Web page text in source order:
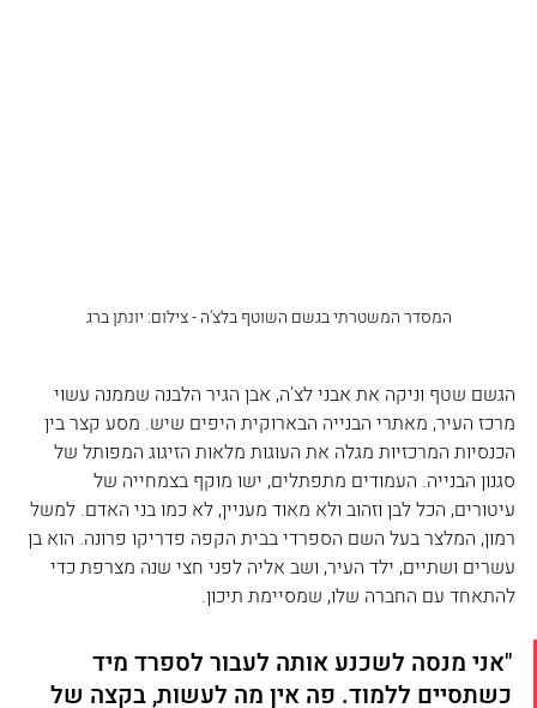
המסדר המשטרתי בגשם השוטף בלצ'ה - צילום: יונתן ברג
הגשם שטף וניקה את אבני לצ'ה, אבן הגיר הלבנה שממנה עשוי
מרכז העיר, מאתרי הבנייה הבארוקית היפים שיש. מסע קצר בין
הכנסיות המרכזיות מגלה את העוגות מלאות הזיגוג המפותל של
סגנון הבנייה. העמודים מתפתלים, ישו מוקף בצמחייה של
עיטורים, הכל לבן וזהוב ולא מאוד מעניין, לא כמו בני האדם. למשל
רמון, המלצר בעל השם הספרדי בבית הקפה פדריקו פרונה. הוא בן
עשרים ושתיים, ילד העיר, ושב אליה לפני חצי שנה מצרפת כדי
להתאחד עם החברה שלו, שמסיימת תיכון.
"אני מנסה לשכנע אותה לעבור לספרד מיד
כשתסיים ללמוד. פה אין מה לעשות, בקצה של